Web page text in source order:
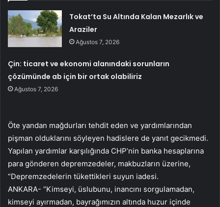
Tokat’ta Su Altında Kalan Mezarlık ve
Araziler
Ağustos 7, 2026
Çin: ticaret ve ekonomi alanındaki sorunların
çözümünde ab için bir ortak olabiliriz
Ağustos 7, 2026
Öte yandan mağdurları tehdit eden ve yardımlarından
pişman olduklarını söyleyen hadislere de yanıt gecikmedi.
Yapılan yardımlar karşılığında CHP’nin banka hesaplarına
para gönderen depremzedeler, makbuzların üzerine,
“Depremzedelerin tükettikleri suyun iadesi.
ANKARA- “Kimseyi, üslubunu, inancını sorgulamadan,
kimseyi ayırmadan, bayrağımızın altında huzur içinde